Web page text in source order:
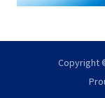
Copyright